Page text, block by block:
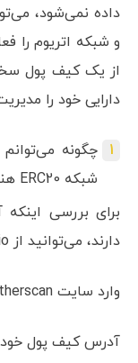
داده نمی‌شود،
و شبکه اتریوم را
دارایی خود را
چگونه
شبکه ERC20 هنوز در آدرس کیف پول من وجود دارند؟
برای بررسی
دارند، می‌توانید از Etherscan.io استفاده کنید:
وارد سایت Etherscan شوید.
آدرس کیف پول خود